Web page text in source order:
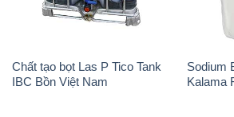
Chất tạo bọt Las P Tico Tank
IBC Bồn Việt Nam
Sodium
Kalama